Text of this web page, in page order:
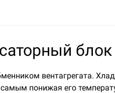
блок
вентагрегата.
самым понижая его